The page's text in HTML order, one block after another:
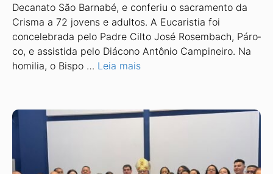
Decanato São Barnabé, e conferiu o sacramento da
Crisma a 72 jovens e adultos. A Eucaristia foi
concelebrada pelo Padre Cilto José Rosembach, Páro­
co, e assistida pelo Diácono Antônio Campineiro. Na
homilia, o Bispo … Leia mais